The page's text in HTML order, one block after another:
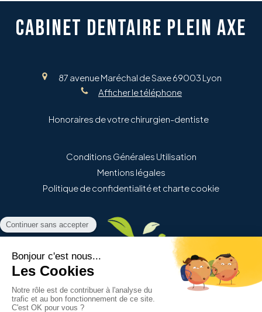
CABINET DENTAIRE PLEIN AXE
87 avenue Maréchal de Saxe69003 Lyon
Afficher le téléphone
Honoraires de votre chirurgien-dentiste
Conditions Générales Utilisation
Mentions légales
Politique de confidentialité et charte cookie